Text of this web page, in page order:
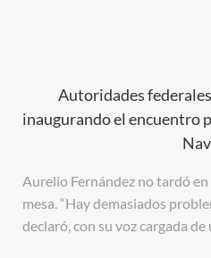
Autoridades
inaugurando el encuentro
Aurelio Fernández no tardó
mesa. “Hay demasiados
declaró, con su voz cargada de